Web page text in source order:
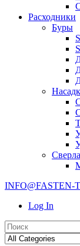
Расходники
Буры
Сверла
INFO@FASTEN-
Log In